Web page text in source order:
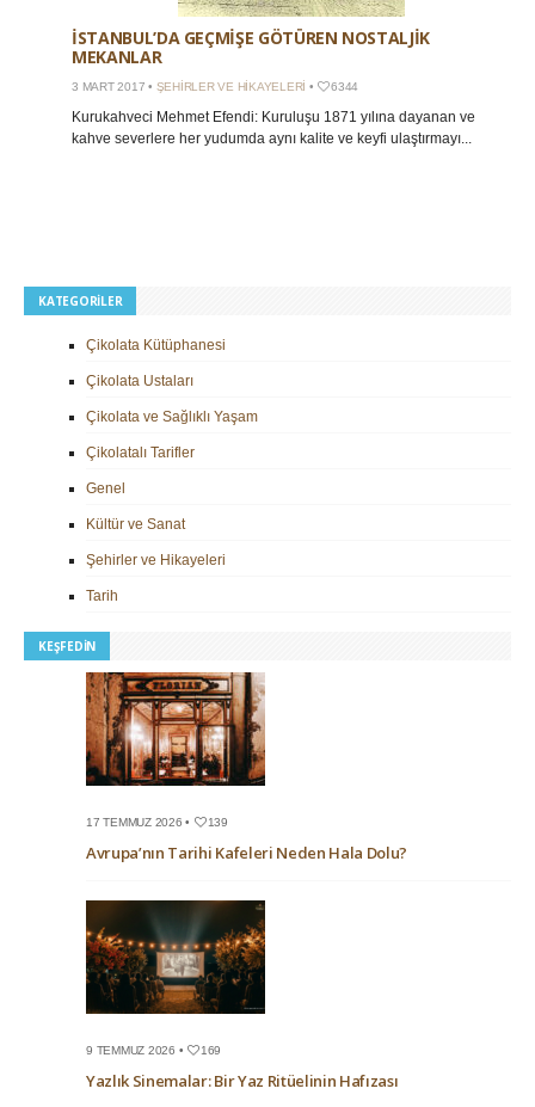
İSTANBUL’DA GEÇMIŞE GÖTÜREN NOSTALJIK
MEKANLAR
3 MART 2017 • ŞEHIRLER VE HIKAYELERI • 6344
Kurukahveci Mehmet Efendi: Kuruluşu 1871 yılına dayanan ve
kahve severlere her yudumda aynı kalite ve keyfi ulaştırmayı...
KATEGORILER
Çikolata Kütüphanesi
Çikolata Ustaları
Çikolata ve Sağlıklı Yaşam
Çikolatalı Tarifler
Genel
Kültür ve Sanat
Şehirler ve Hikayeleri
Tarih
KEŞFEDIN
17 TEMMUZ 2026 • 139
Avrupa’nın Tarihi Kafeleri Neden Hala Dolu?
9 TEMMUZ 2026 • 169
Yazlık Sinemalar: Bir Yaz Ritüelinin Hafızası